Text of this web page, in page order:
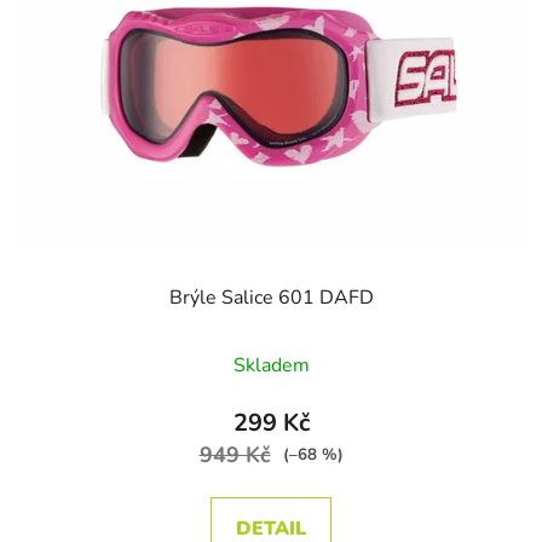
Brýle Salice 601 DAFD
Skladem
299 Kč
949 Kč (–68 %)
DETAIL